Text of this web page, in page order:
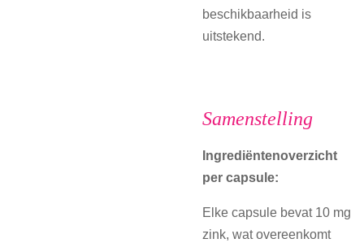
beschikbaarheid is
uitstekend.
Samenstelling
Ingrediëntenoverzicht
per capsule:
Elke capsule bevat 10 mg
zink, wat overeenkomt